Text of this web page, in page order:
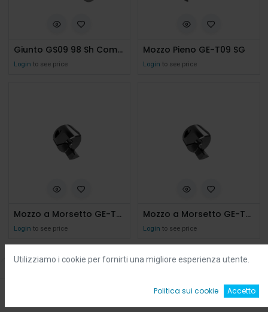
Default
Giunto GS09 98 Sh Completo Senza Fori
Login to see price
Mozzo Pieno GE-T09 SG
Login to see price
Mozzo a Morsetto GE-T09 SG d.5
Login to see price
Mozzo a Morsetto GE-T09 SG d.6,35
Login to see price
Utilizziamo i cookie per fornirti una migliore esperienza utente.
Politica sui cookie Accetto